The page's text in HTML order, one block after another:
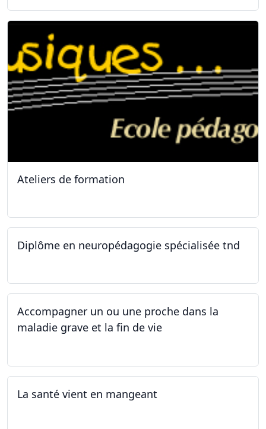
Ateliers de formation
Diplôme en neuropédagogie spécialisée tnd
Accompagner un ou une proche dans la
maladie grave et la fin de vie
La santé vient en mangeant